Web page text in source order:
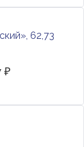
62,73
₽